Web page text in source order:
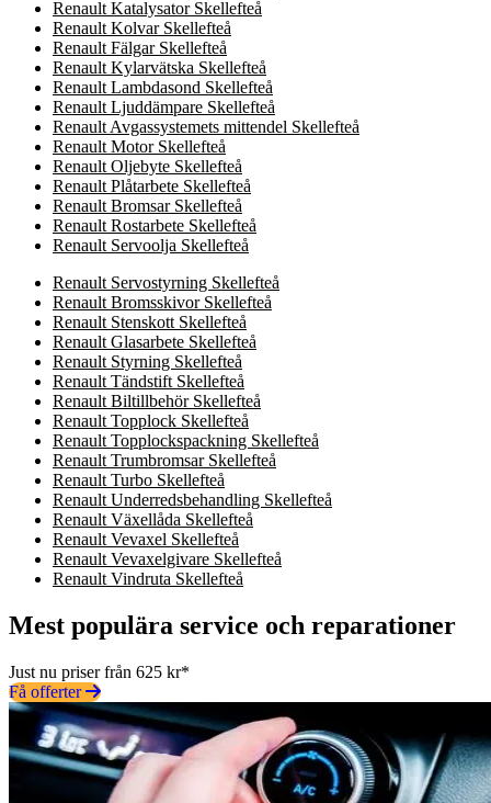
Renault Katalysator Skellefteå
Renault Kolvar Skellefteå
Renault Fälgar Skellefteå
Renault Kylarvätska Skellefteå
Renault Lambdasond Skellefteå
Renault Ljuddämpare Skellefteå
Renault Avgassystemets mittendel Skellefteå
Renault Motor Skellefteå
Renault Oljebyte Skellefteå
Renault Plåtarbete Skellefteå
Renault Bromsar Skellefteå
Renault Rostarbete Skellefteå
Renault Servoolja Skellefteå
Renault Servostyrning Skellefteå
Renault Bromsskivor Skellefteå
Renault Stenskott Skellefteå
Renault Glasarbete Skellefteå
Renault Styrning Skellefteå
Renault Tändstift Skellefteå
Renault Biltillbehör Skellefteå
Renault Topplock Skellefteå
Renault Topplockspackning Skellefteå
Renault Trumbromsar Skellefteå
Renault Turbo Skellefteå
Renault Underredsbehandling Skellefteå
Renault Växellåda Skellefteå
Renault Vevaxel Skellefteå
Renault Vevaxelgivare Skellefteå
Renault Vindruta Skellefteå
Mest populära service och reparationer
Just nu priser från 625 kr*
Få offerter